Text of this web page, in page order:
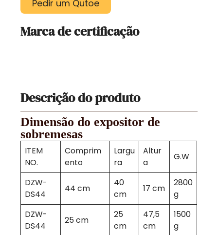
Pedir um Qutoe
Marca de certificação
Descrição do produto
Dimensão do expositor de
sobremesas
ITEM
NO.
Comprim
ento
Largu
ra
Altur
a
G.W
DZW-
DS44
44 cm
40
cm
17 cm
2800
g
DZW-
DS44
25 cm
25
cm
47,5
cm
1500
g